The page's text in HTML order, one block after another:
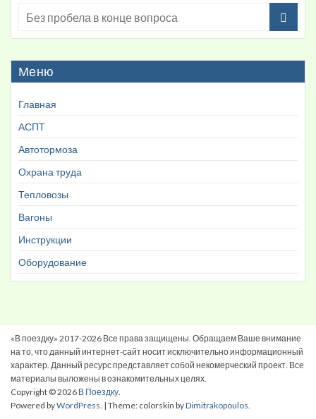
Меню
Главная
АСПТ
Автотормоза
Охрана труда
Тепловозы
Вагоны
Инструкции
Оборудование
«В поездку» 2017-2026 Все права защищены. Обращаем Ваше внимание
на то, что данный интернет-сайт носит исключительно информационный
характер. Данный ресурс представляет собой некомерческий проект. Все
материалы выложены в ознакомительных целях.
Copyright © 2026 В Поездку.
Powered byWordPress. | Theme: colorskin byDimitrakopoulos.